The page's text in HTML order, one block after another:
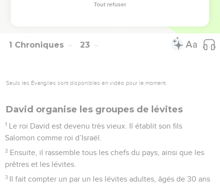
© Société biblique française – Bibli’O, 2000, avec autorisation. Pour vous procurer
1 Chroniques 23
Seuls les Évangiles sont disponibles en vidéo pour le moment.
David organise les groupes de lévites
1 Le roi David est devenu très vieux. Il établit son fils
Salomon comme roi d’Israël.
2 Ensuite, il rassemble tous les chefs du pays, ainsi que les
prêtres et les lévites.
3 Il fait compter un par un les lévites adultes, âgés de 30 ans
Tout refuser